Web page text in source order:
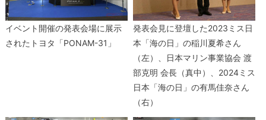
イベント開催の発表会場に展示
されたトヨタ「PONAM-31」
発表会見に登壇した2023ミス日
本「海の日」の稲川夏希さん
（左）、日本マリン事業協会 渡
部克明 会長（真中）、2024ミス
日本「海の日」の有馬佳奈さん
（右）